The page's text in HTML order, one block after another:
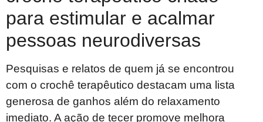
para estimular e acalmar
pessoas neurodiversas
Pesquisas e relatos de quem já se encontrou
com o crochê terapêutico destacam uma lista
generosa de ganhos além do relaxamento
imediato. A ação de tecer promove melhora